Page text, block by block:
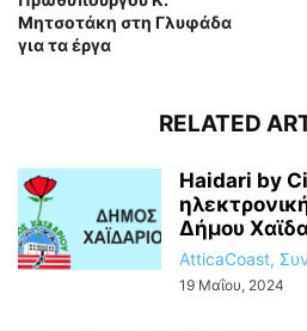
Μητσοτάκη στη Γλυφάδα
για τα έργα
RELATED
Haidari by
Δήμου
AtticaCoast,
19 Μαΐου, 2024